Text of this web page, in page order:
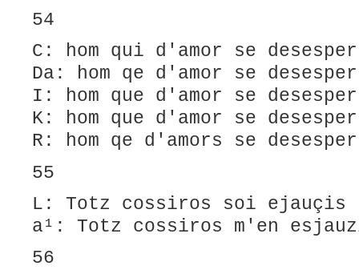
54
C: hom qui d'amor se
Da: hom qe d'amor se
I: hom que d'amor se
K: hom que d'amor se
R: hom qe d'amors se
55
L: Totz cossiros soi ejauçis
a¹: Totz cossiros m'en
56